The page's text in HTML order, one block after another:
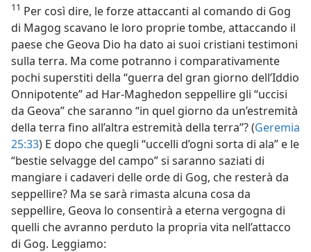
11 Per così dire, le forze attaccanti al comando di Gog
di Magog scavano le loro proprie tombe, attaccando il
paese che Geova Dio ha dato ai suoi cristiani testimoni
sulla terra. Ma come potranno i comparativamente
pochi superstiti della “guerra del gran giorno dell’Iddio
Onnipotente” ad Har-Maghedon seppellire gli “uccisi
da Geova” che saranno “in quel giorno da un’estremità
della terra fino all’altra estremità della terra”? (Geremia
25:33) E dopo che quegli “uccelli d’ogni sorta di ala” e le
“bestie selvagge del campo” si saranno saziati di
mangiare i cadaveri delle orde di Gog, che resterà da
seppellire? Ma se sarà rimasta alcuna cosa da
seppellire, Geova lo consentirà a eterna vergogna di
quelli che avranno perduto la propria vita nell’attacco
di Gog. Leggiamo: